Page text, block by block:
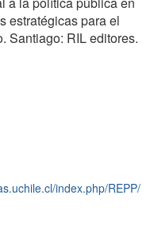
estratégicas para el
Santiago: RIL editores.
index.php/REPP/